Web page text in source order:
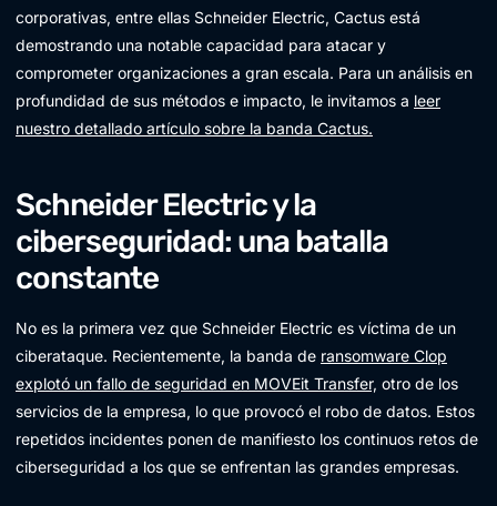
corporativas, entre ellas Schneider Electric, Cactus está
demostrando una notable capacidad para atacar y
comprometer organizaciones a gran escala. Para un análisis en
profundidad de sus métodos e impacto, le invitamos a leer
nuestro detallado artículo sobre la banda Cactus.
Schneider Electric y la
ciberseguridad: una batalla
constante
No es la primera vez que Schneider Electric es víctima de un
ciberataque. Recientemente, la banda de ransomware Clop
explotó un fallo de seguridad en MOVEit Transfer, otro de los
servicios de la empresa, lo que provocó el robo de datos. Estos
repetidos incidentes ponen de manifiesto los continuos retos de
ciberseguridad a los que se enfrentan las grandes empresas.